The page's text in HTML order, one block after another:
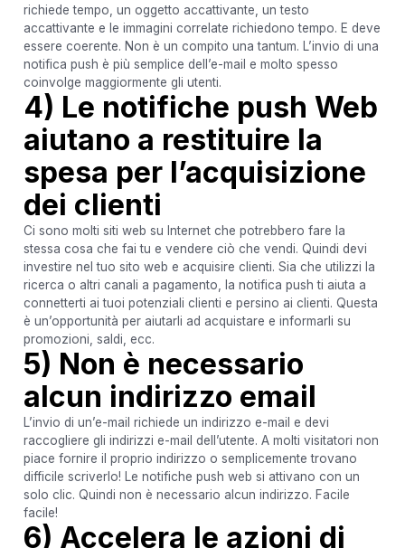
richiede tempo, un oggetto accattivante, un testo
accattivante e le immagini correlate richiedono tempo. E deve
essere coerente. Non è un compito una tantum. L’invio di una
notifica push è più semplice dell’e-mail e molto spesso
coinvolge maggiormente gli utenti.
4) Le notifiche push Web
aiutano a restituire la
spesa per l’acquisizione
dei clienti
Ci sono molti siti web su Internet che potrebbero fare la
stessa cosa che fai tu e vendere ciò che vendi. Quindi devi
investire nel tuo sito web e acquisire clienti. Sia che utilizzi la
ricerca o altri canali a pagamento, la notifica push ti aiuta a
connetterti ai tuoi potenziali clienti e persino ai clienti. Questa
è un’opportunità per aiutarli ad acquistare e informarli su
promozioni, saldi, ecc.
5) Non è necessario
alcun indirizzo email
L’invio di un’e-mail richiede un indirizzo e-mail e devi
raccogliere gli indirizzi e-mail dell’utente. A molti visitatori non
piace fornire il proprio indirizzo o semplicemente trovano
difficile scriverlo! Le notifiche push web si attivano con un
solo clic. Quindi non è necessario alcun indirizzo. Facile
facile!
6) Accelera le azioni di